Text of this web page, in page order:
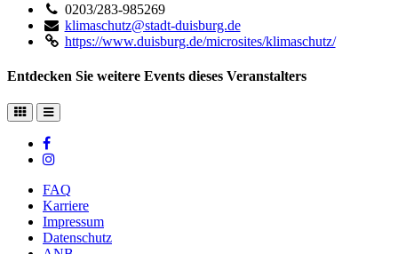
0203/283-985269
klimaschutz@stadt-duisburg.de
https://www.duisburg.de/microsites/klimaschutz/
Entdecken Sie weitere Events dieses Veranstalters
FAQ
Karriere
Impressum
Datenschutz